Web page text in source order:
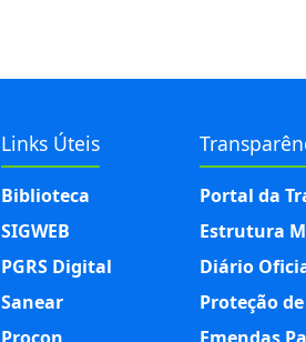
Links Úteis
Biblioteca
SIGWEB
PGRS Digital
Sanear
Portal da
Estrutura
Diário
Proteção